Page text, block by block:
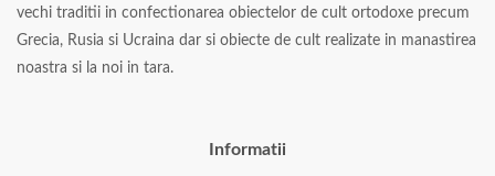
vechi traditii in confectionarea obiectelor de cult ortodoxe precum
Grecia, Rusia si Ucraina dar si obiecte de cult realizate in manastirea
noastra si la noi in tara.
Informatii